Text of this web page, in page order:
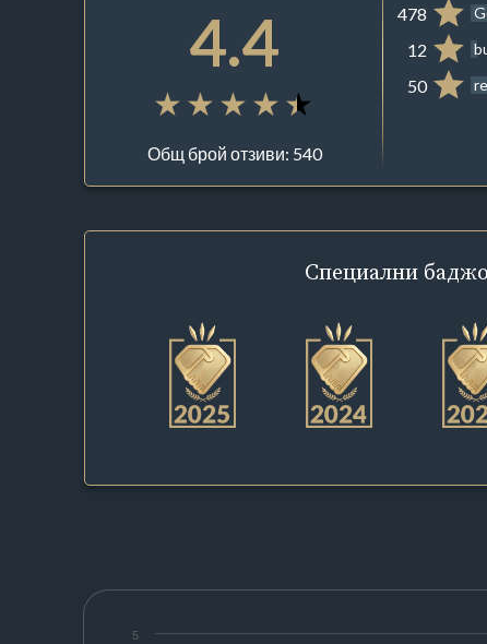
4.4
Общ брой отзиви: 540
478
12
50
Специални
5